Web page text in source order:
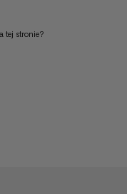
tej stronie?